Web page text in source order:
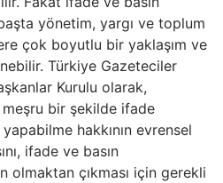
yönetim, yargı ve toplum
çok boyutlu bir yaklaşım ve
Türkiye Gazeteciler
Kurulu olarak,
meşru bir şekilde ifade
hakkının evrensel
ifade ve basın
olmaktan çıkması için gerekli